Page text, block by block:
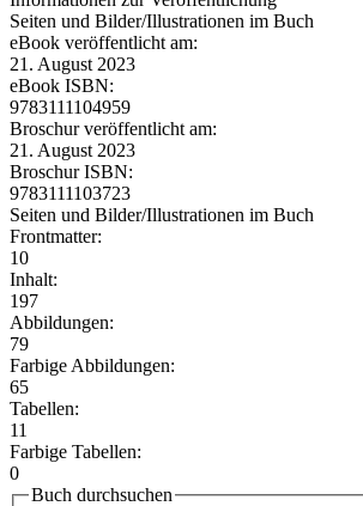
Seiten und Bilder/Illustrationen im Buch
eBook veröffentlicht am:
21. August 2023
eBook ISBN:
9783111104959
Broschur veröffentlicht am:
21. August 2023
Broschur ISBN:
9783111103723
Seiten und Bilder/Illustrationen im Buch
Frontmatter:
10
Inhalt:
197
Abbildungen:
79
Farbige Abbildungen:
65
Tabellen:
11
Farbige Tabellen:
0
Buch durchsuchen